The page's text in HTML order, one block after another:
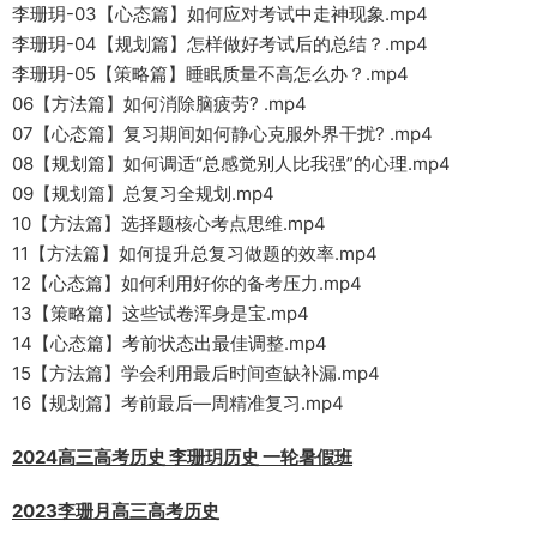
李珊玥-03【心态篇】如何应对考试中走神现象.mp4
李珊玥-04【规划篇】怎样做好考试后的总结？.mp4
李珊玥-05【策略篇】睡眠质量不高怎么办？.mp4
06【方法篇】如何消除脑疲劳? .mp4
07【心态篇】复习期间如何静心克服外界干扰? .mp4
08【规划篇】如何调适“总感觉别人比我强”的心理.mp4
09【规划篇】总复习全规划.mp4
10【方法篇】选择题核心考点思维.mp4
11【方法篇】如何提升总复习做题的效率.mp4
12【心态篇】如何利用好你的备考压力.mp4
13【策略篇】这些试卷浑身是宝.mp4
14【心态篇】考前状态出最佳调整.mp4
15【方法篇】学会利用最后时间查缺补漏.mp4
16【规划篇】考前最后—周精准复习.mp4
2024高三高考历史 李珊玥历史 一轮暑假班
2023李珊月高三高考历史